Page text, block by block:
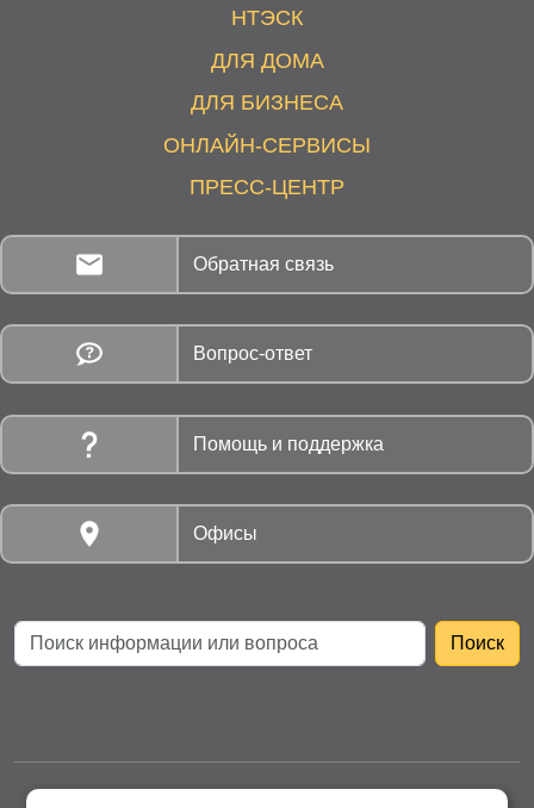
НТЭСК
ДЛЯ ДОМА
ДЛЯ БИЗНЕСА
ОНЛАЙН-СЕРВИСЫ
ПРЕСС-ЦЕНТР
Обратная связь
Вопрос-ответ
Помощь и поддержка
Офисы